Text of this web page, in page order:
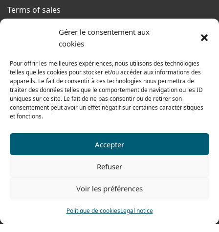
Gérer le consentement aux
cookies
Pour offrir les meilleures expériences, nous utilisons des technologies
telles que les cookies pour stocker et/ou accéder aux informations des
appareils. Le fait de consentir à ces technologies nous permettra de
traiter des données telles que le comportement de navigation ou les ID
uniques sur ce site. Le fait de ne pas consentir ou de retirer son
consentement peut avoir un effet négatif sur certaines caractéristiques
et fonctions.
Accepter
Refuser
Voir les préférences
Politique de cookiesLegal notice
Terms of sales
From monday to thursday
From 8h to 12h30 and from 13h30 to 17h20
From 8h to 12h30 and from 13h30 to 16h
Our range for particulars
478 rue Alexandre Richetta